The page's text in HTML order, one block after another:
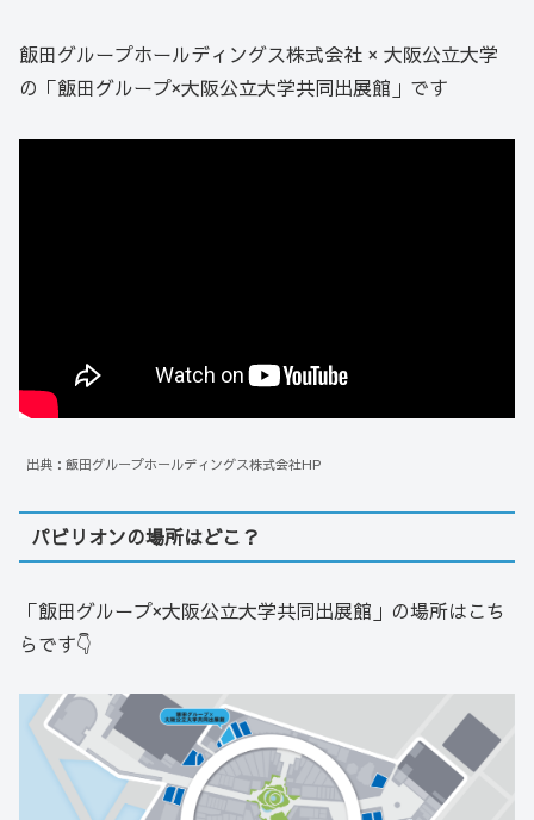
飯田グループホールディングス株式会社 × 大阪公立大学
の「飯田グループ×大阪公立大学共同出展館」です
出典：飯田グループホールディングス株式会社HP
パビリオンの場所はどこ？
「飯田グループ×大阪公立大学共同出展館」の場所はこち
らです👇